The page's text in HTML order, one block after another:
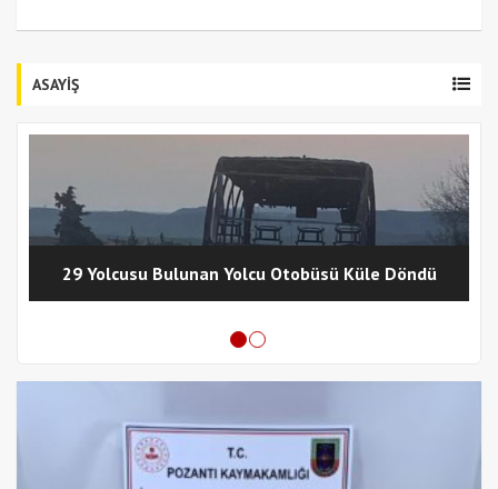
ASAYİŞ
29 Yolcusu Bulunan Yolcu Otobüsü Küle Döndü